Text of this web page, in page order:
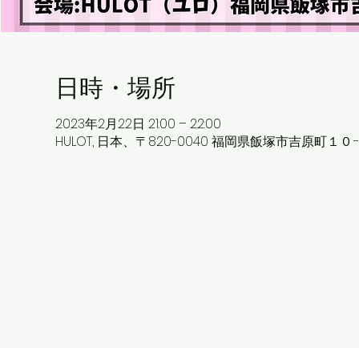
日時・場所
2023年2月22日 21:00 – 22:00
HULOT, 日本、〒820-0040 福岡県飯塚市吉原町１０